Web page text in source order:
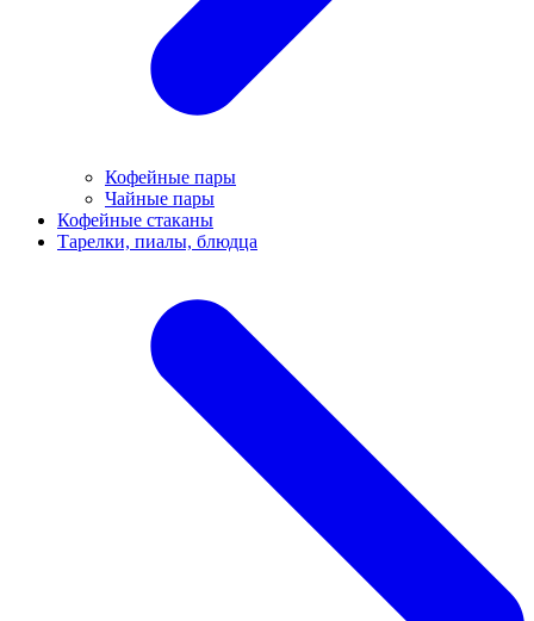
Кофейные пары
Чайные пары
Кофейные стаканы
Тарелки, пиалы, блюдца